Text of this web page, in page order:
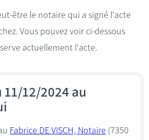
être le notaire qui a signé l'acte
Vous pouvez voir ci-dessous
actuellement l'acte.
12/2024 au
Fabrice DE VISCH, Notaire (7350